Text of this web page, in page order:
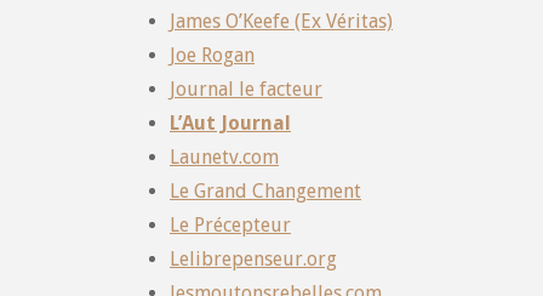
James O’Keefe (Ex Véritas)
Joe Rogan
Journal le facteur
L’Aut Journal
Launetv.com
Le Grand Changement
Le Précepteur
Lelibrepenseur.org